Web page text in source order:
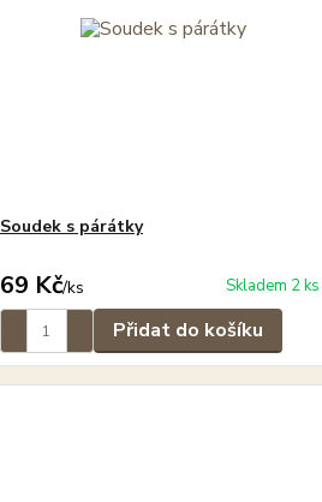
Soudek s párátky
69 Kč/ks Skladem 2 ks
Přidat do košíku